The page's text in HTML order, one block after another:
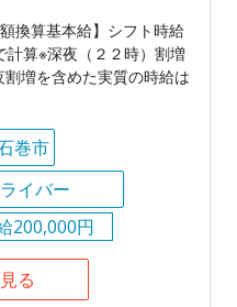
換算基本給】シフト時給
計算※深夜（２２時）割増
増を含めた実質の時給は
巻市
イバー
200,000円
る